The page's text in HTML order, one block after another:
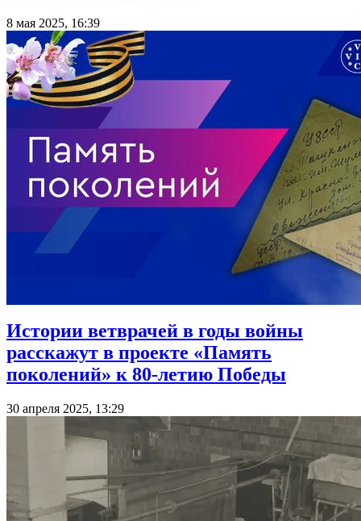
8 мая 2025, 16:39
Истории ветврачей в годы войны
расскажут в проекте «Память
поколений» к 80-летию Победы
30 апреля 2025, 13:29